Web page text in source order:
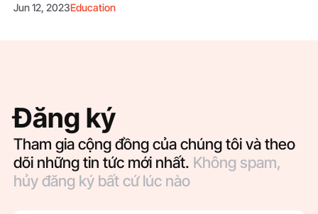
Jun 12, 2023Education
Đăng ký
Tham gia cộng đồng của chúng tôi và theo
dõi những tin tức mới nhất. Không spam,
hủy đăng ký bất cứ lúc nào